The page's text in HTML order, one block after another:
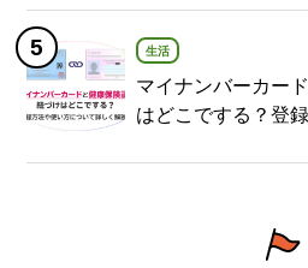
生活
マイナンバーカー
はどこでする？登